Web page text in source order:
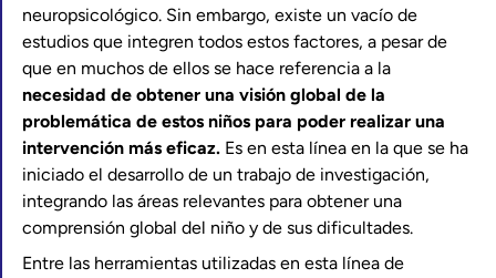
neuropsicológico. Sin embargo, existe un vacío de
estudios que integren todos estos factores, a pesar de
que en muchos de ellos se hace referencia a la
necesidad de obtener una visión global de la
problemática de estos niños para poder realizar una
intervención más eficaz. Es en esta línea en la que se ha
iniciado el desarrollo de un trabajo de investigación,
integrando las áreas relevantes para obtener una
comprensión global del niño y de sus dificultades.
Entre las herramientas utilizadas en esta línea de